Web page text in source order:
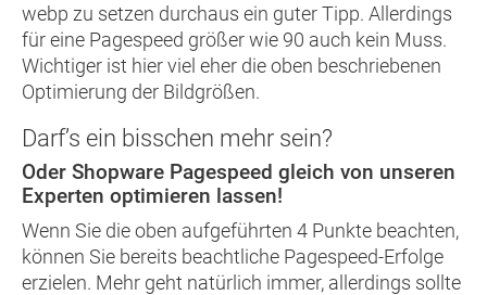
webp zu setzen durchaus ein guter Tipp. Allerdings
für eine Pagespeed größer wie 90 auch kein Muss.
Wichtiger ist hier viel eher die oben beschriebenen
Optimierung der Bildgrößen.
Darf’s ein bisschen mehr sein?
Oder Shopware Pagespeed gleich von unseren
Experten optimieren lassen!
Wenn Sie die oben aufgeführten 4 Punkte beachten,
können Sie bereits beachtliche Pagespeed-Erfolge
erzielen. Mehr geht natürlich immer, allerdings sollte